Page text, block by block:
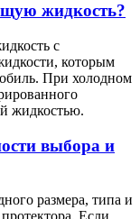
жидкость?
с
которым
При холодном
жидкостью.
выбора и
размера, типа и